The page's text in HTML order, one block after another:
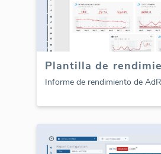
Informe de rendimiento de